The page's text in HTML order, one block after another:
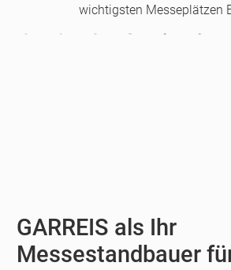
wichtigsten Messeplätzen
GARREIS als Ihr
Messestandbauer